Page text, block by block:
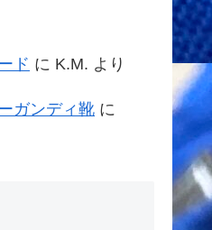
ド に K.M. より
ガンディ靴 に